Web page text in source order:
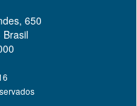
650
Brasil